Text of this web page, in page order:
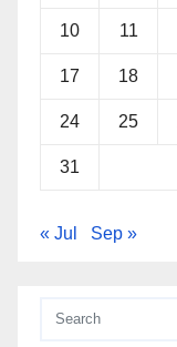
10 11
17 18
24 25
31
« Jul Sep »